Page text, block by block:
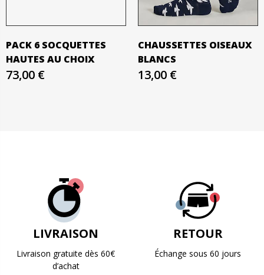
PACK 6 SOCQUETTES
HAUTES AU CHOIX
73,00 €
CHAUSSETTES OISEAUX
BLANCS
13,00 €
LIVRAISON
Livraison gratuite dès 60€
d’achat
RETOUR
Échange sous 60 jours